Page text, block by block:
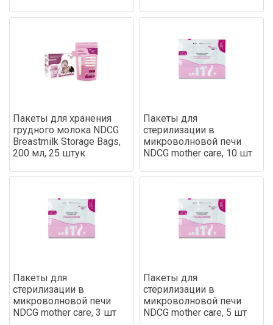
Пакеты для хранения
грудного молока NDCG
Breastmilk Storage Bags,
200 мл, 25 штук
Пакеты для
стерилизации в
микроволновой печи
NDCG mother care, 10 шт
Пакеты для
стерилизации в
микроволновой печи
NDCG mother care, 3 шт
Пакеты для
стерилизации в
микроволновой печи
NDCG mother care, 5 шт